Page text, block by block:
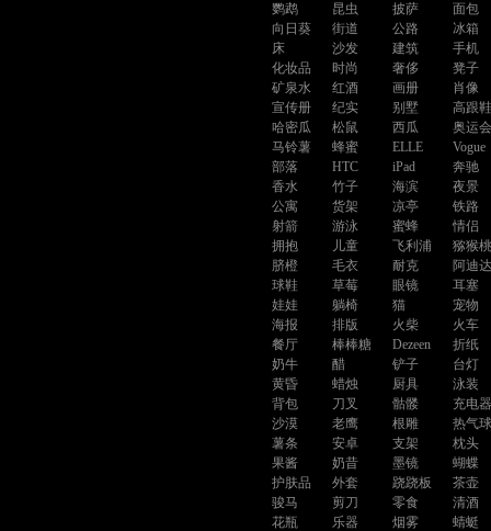
鹦鹉
昆虫 披萨
面包
向日葵
街道 公路
冰箱
床
沙发 建筑
手机
化妆品
时尚 奢侈
凳子
矿泉水
红酒 画册
肖像
宣传册
纪实 别墅
高跟鞋
哈密瓜
松鼠 西瓜
奥运会
马铃薯
蜂蜜 ELLE
Vogue
部落
HTC iPad
奔驰
香水
竹子 海滨
夜景
公寓
货架 凉亭
铁路
射箭
游泳 蜜蜂
情侣
拥抱
儿童 飞利浦
猕猴桃
脐橙
毛衣 耐克
阿迪
球鞋
草莓 眼镜
耳塞
娃娃
躺椅 猫
宠物
海报
排版 火柴
火车
餐厅
棒棒糖 Dezeen
折纸
奶牛
醋 铲子
台灯
黄昏
蜡烛 厨具
泳装
背包
刀叉 骷髅
充电器
沙漠
老鹰 根雕
热气球
薯条
安卓 支架
枕头
果酱
奶昔 墨镜
蝴蝶
护肤品
外套 跷跷板
茶壶
骏马
剪刀 零食
清酒
花瓶
乐器 烟雾
蜻蜓